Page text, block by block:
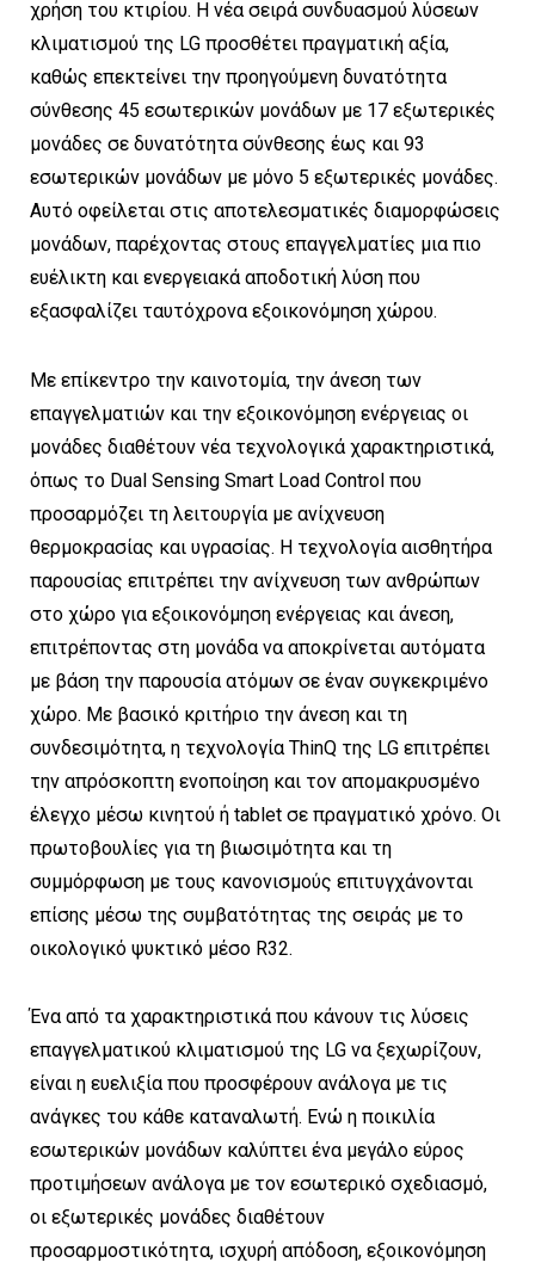
χρήση του κτιρίου. Η νέα σειρά συνδυασμού λύσεων
κλιματισμού της LG προσθέτει πραγματική αξία,
καθώς επεκτείνει την προηγούμενη δυνατότητα
σύνθεσης 45 εσωτερικών μονάδων με 17 εξωτερικές
μονάδες σε δυνατότητα σύνθεσης έως και 93
εσωτερικών μονάδων με μόνο 5 εξωτερικές μονάδες.
Αυτό οφείλεται στις αποτελεσματικές διαμορφώσεις
μονάδων, παρέχοντας στους επαγγελματίες μια πιο
ευέλικτη και ενεργειακά αποδοτική λύση που
εξασφαλίζει ταυτόχρονα εξοικονόμηση χώρου.
Με επίκεντρο την καινοτομία, την άνεση των
επαγγελματιών και την εξοικονόμηση ενέργειας οι
μονάδες διαθέτουν νέα τεχνολογικά χαρακτηριστικά,
όπως το Dual Sensing Smart Load Control που
προσαρμόζει τη λειτουργία με ανίχνευση
θερμοκρασίας και υγρασίας. Η τεχνολογία αισθητήρα
παρουσίας επιτρέπει την ανίχνευση των ανθρώπων
στο χώρο για εξοικονόμηση ενέργειας και άνεση,
επιτρέποντας στη μονάδα να αποκρίνεται αυτόματα
με βάση την παρουσία ατόμων σε έναν συγκεκριμένο
χώρο. Με βασικό κριτήριο την άνεση και τη
συνδεσιμότητα, η τεχνολογία ThinQ της LG επιτρέπει
την απρόσκοπτη ενοποίηση και τον απομακρυσμένο
έλεγχο μέσω κινητού ή tablet σε πραγματικό χρόνο. Οι
πρωτοβουλίες για τη βιωσιμότητα και τη
συμμόρφωση με τους κανονισμούς επιτυγχάνονται
επίσης μέσω της συμβατότητας της σειράς με το
οικολογικό ψυκτικό μέσο R32.
Ένα από τα χαρακτηριστικά που κάνουν τις λύσεις
επαγγελματικού κλιματισμού της LG να ξεχωρίζουν,
είναι η ευελιξία που προσφέρουν ανάλογα με τις
ανάγκες του κάθε καταναλωτή. Ενώ η ποικιλία
εσωτερικών μονάδων καλύπτει ένα μεγάλο εύρος
προτιμήσεων ανάλογα με τον εσωτερικό σχεδιασμό,
οι εξωτερικές μονάδες διαθέτουν
προσαρμοστικότητα, ισχυρή απόδοση, εξοικονόμηση